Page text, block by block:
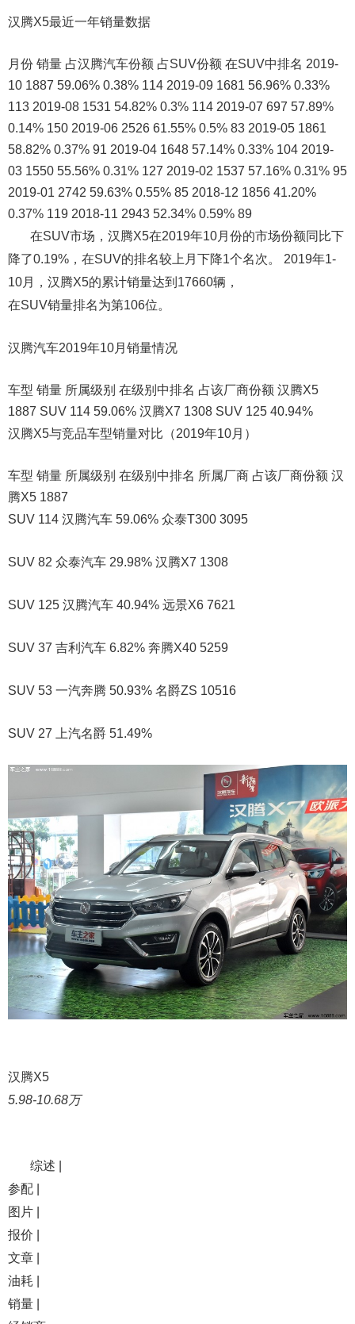
汉腾X5最近一年销量数据
月份 销量 占汉腾汽车份额 占SUV份额 在SUV中排名 2019-
10 1887 59.06% 0.38% 114 2019-09 1681 56.96% 0.33%
113 2019-08 1531 54.82% 0.3% 114 2019-07 697 57.89%
0.14% 150 2019-06 2526 61.55% 0.5% 83 2019-05 1861
58.82% 0.37% 91 2019-04 1648 57.14% 0.33% 104 2019-
03 1550 55.56% 0.31% 127 2019-02 1537 57.16% 0.31% 95
2019-01 2742 59.63% 0.55% 85 2018-12 1856 41.20%
0.37% 119 2018-11 2943 52.34% 0.59% 89
在SUV市场，汉腾X5在2019年10月份的市场份额同比下
降了0.19%，在SUV的排名较上月下降1个名次。 2019年1-
10月，汉腾X5的累计销量达到17660辆，
在SUV销量排名为第106位。
汉腾汽车2019年10月销量情况
车型 销量 所属级别 在级别中排名 占该厂商份额 汉腾X5
1887 SUV 114 59.06% 汉腾X7 1308 SUV 125 40.94%
汉腾X5与竞品车型销量对比（2019年10月）
车型 销量 所属级别 在级别中排名 所属厂商 占该厂商份额 汉
腾X5 1887
SUV 114 汉腾汽车 59.06% 众泰T300 3095
SUV 82 众泰汽车 29.98% 汉腾X7 1308
SUV 125 汉腾汽车 40.94% 远景X6 7621
SUV 37 吉利汽车 6.82% 奔腾X40 5259
SUV 53 一汽奔腾 50.93% 名爵ZS 10516
SUV 27 上汽名爵 51.49%
汉腾X5
5.98-10.68万
综述 |
参配 |
图片 |
报价 |
文章 |
油耗 |
销量 |